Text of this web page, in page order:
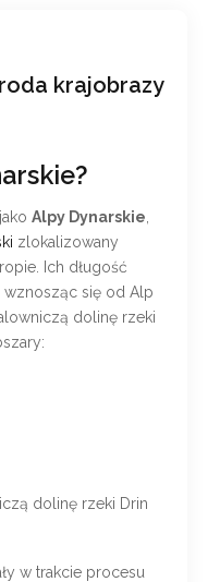
krajobrazy
Alpy Dynarskie
zlokalizowany
Ich długość
, wznosząc się od Alp
dolinę rzeki
dolinę rzeki Drin
w trakcie procesu